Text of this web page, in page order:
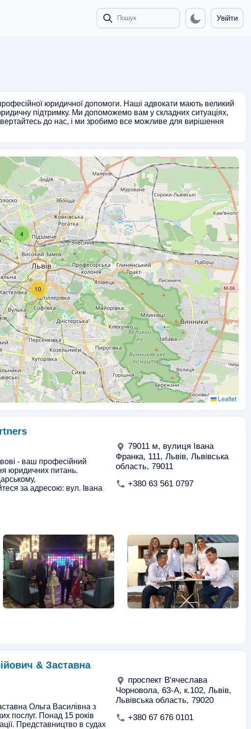
Увійти
юридичної допомоги. Наші адвокати мають великий
юридичну підтримку. Ми допоможемо вам у складних ситуаціях,
до нас, і ми зробимо все можливе для вирішення
4
10
Leaflet
- ваш професійний
юридичних питань.
за адресою: вул. Івана
79011 м, вулиця Івана
Франка, 111, Львів, Львівська
область, 79011
+380 63 561 0797
& Заставна
Ольга Василівна з
послуг. Понад 15 років
Представництво в судах
проспект В'ячеслава
Чорновола, 63-А, к.102, Львів,
Львівська область, 79020
+380 67 676 0101